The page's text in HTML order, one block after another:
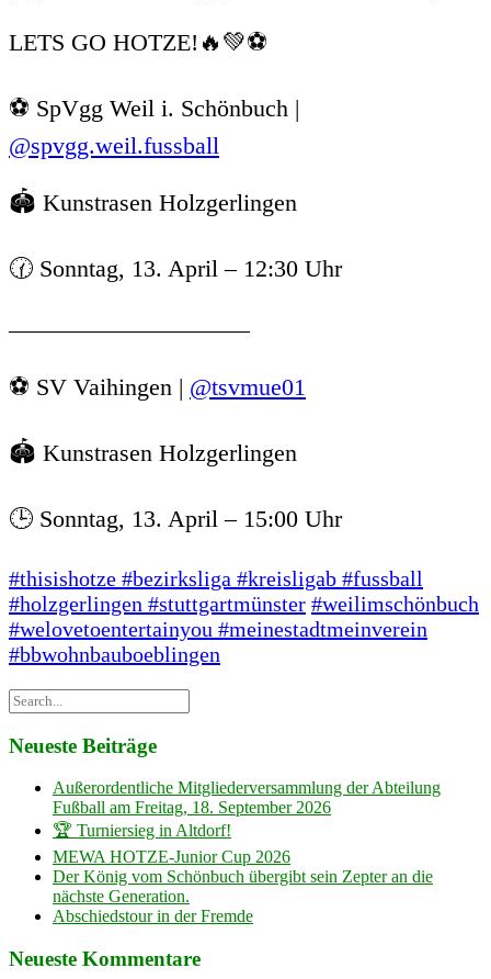
LETS GO HOTZE!🔥💚⚽
⚽️ SpVgg Weil i. Schönbuch |
@spvgg.weil.fussball
🏟️ Kunstrasen Holzgerlingen
🕜 Sonntag, 13. April – 12:30 Uhr
——————————
⚽️ SV Vaihingen | @tsvmue01
🏟️ Kunstrasen Holzgerlingen
🕒 Sonntag, 13. April – 15:00 Uhr
#thisishotze #bezirksliga #kreisligab #fussball
#holzgerlingen #stuttgartmünster #weilimschönbuch
#welovetoentertainyou #meinestadtmeinverein
#bbwohnbauboeblingen
Neueste Beiträge
Außerordentliche Mitgliederversammlung der Abteilung
Fußball am Freitag, 18. September 2026
🏆 Turniersieg in Altdorf!
MEWA HOTZE-Junior Cup 2026
Der König vom Schönbuch übergibt sein Zepter an die
nächste Generation.
Abschiedstour in der Fremde
Neueste Kommentare